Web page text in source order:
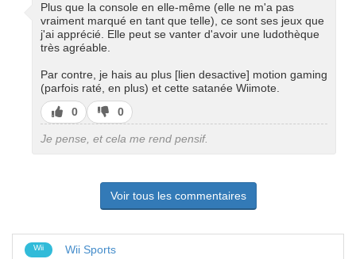
Plus que la console en elle-même (elle ne m'a pas
vraiment marqué en tant que telle), ce sont ses jeux que
j'ai apprécié. Elle peut se vanter d'avoir une ludothèque
très agréable.
Par contre, je hais au plus [lien desactive] motion gaming
(parfois raté, en plus) et cette satanée Wiimote.
J’aime
0
J’aime
pas
0
Je pense, et cela me rend pensif.
Voir tous les commentaires
Wii Wii Sports